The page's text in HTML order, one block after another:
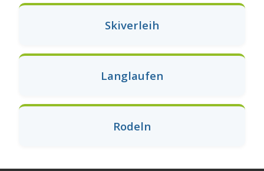
Skiverleih
Langlaufen
Rodeln